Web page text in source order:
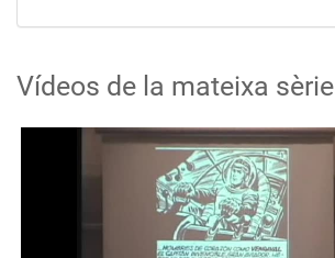
Vídeos de la mateixa sèrie